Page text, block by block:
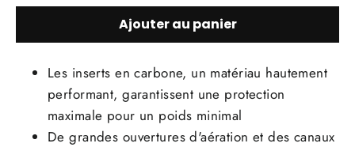
Ajouter au panier
Les inserts en carbone, un matériau hautement
performant, garantissent une protection
maximale pour un poids minimal
De grandes ouvertures d'aération et des canaux